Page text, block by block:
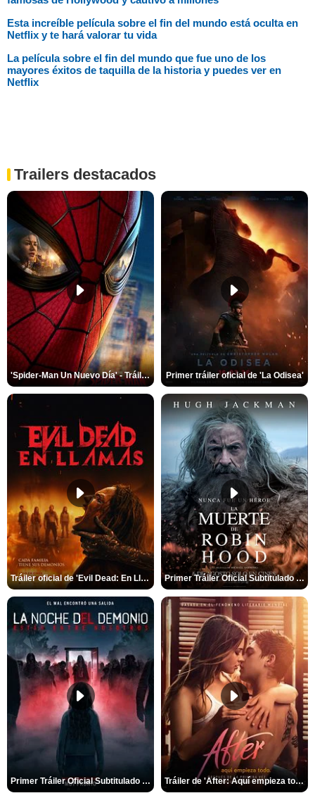
Esta increíble película sobre el fin del mundo está oculta en
Netflix y te hará valorar tu vida
La película sobre el fin del mundo que fue uno de los
mayores éxitos de taquilla de la historia y puedes ver en
Netflix
Trailers destacados
'Spider-Man Un Nuevo Día' - Tráiler oficial subtitulado Primer tráiler oficial de 'La Odisea'
Tráiler oficial de 'Evil Dead: En Llamas' Primer Tráiler Oficial Subtitulado de 'La Muerte de Robin Hood'
Primer Tráiler Oficial Subtitulado de 'La Noche Del Demonio: Están Entre Nosotros' Tráiler de 'After: Aquí empieza todo'